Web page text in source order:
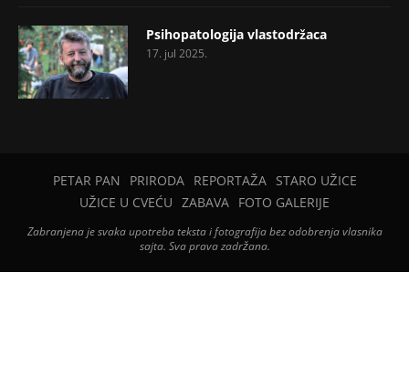
Psihopatologija vlastodržaca
17. jul 2025.
PETAR PAN PRIRODA REPORTAŽA
STARO UŽICE
UŽICE U CVEĆU ZABAVA FOTO GALERIJE
Zabranjena je svaka upotreba teksta i fotografija bez odobrenja vlasnika
sajta. Sva prava zadržana.